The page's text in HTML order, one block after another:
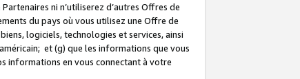
ni n’utiliserez d’autres Offres de
du pays où vous utilisez une Offre de
logiciels, technologies et services, ainsi
et (g) que les informations que vous
informations en vous connectant à votre